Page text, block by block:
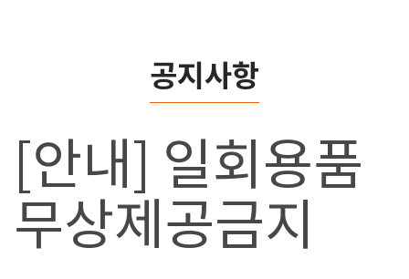
공지사항
[안내] 일회용품
무상제공금지